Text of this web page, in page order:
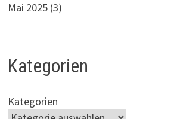
Mai 2025 (3)
Kategorien
Kategorien